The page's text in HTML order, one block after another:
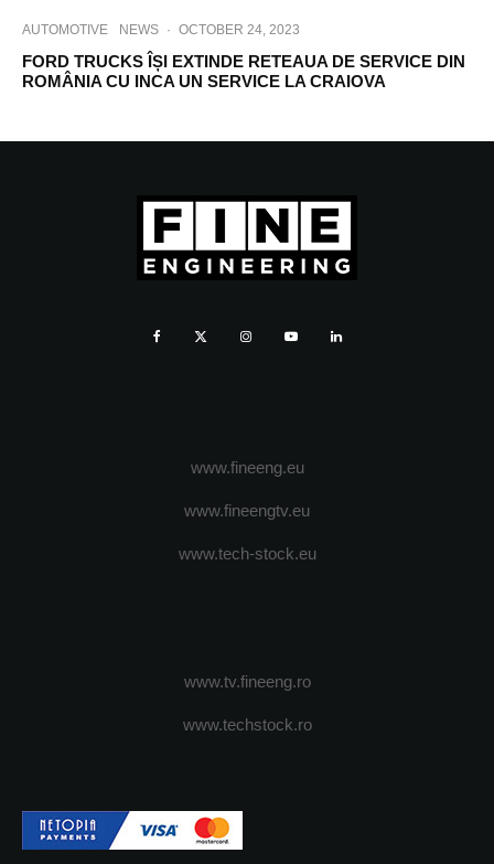
AUTOMOTIVE NEWS · OCTOBER 24, 2023
FORD TRUCKS ÎȘI EXTINDE RETEAUA DE SERVICE DIN
ROMÂNIA CU INCA UN SERVICE LA CRAIOVA
www.fineeng.eu
www.fineengtv.eu
www.tech-stock.eu
www.tv.fineeng.ro
www.techstock.ro